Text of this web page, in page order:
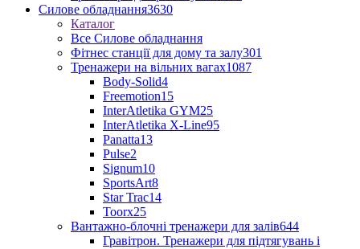
Силове обладнання3630
Каталог
Все Силове обладнання
Фітнес станції для дому та залу301
Тренажери на вільних вагах1087
Body-Solid4
Freemotion15
InterAtletika GYM25
InterAtletika X-Line95
Panatta13
Pulse2
Signum10
SportsArt8
Star Trac14
Toorx25
Вантажно-блочні тренажери для залів644
Гравітрон. Тренажери для підтягувань і